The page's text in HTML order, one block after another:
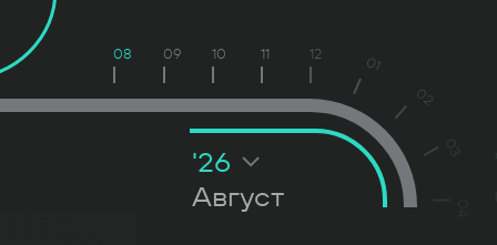
08 09 10 11 12 01
02
Август
'26